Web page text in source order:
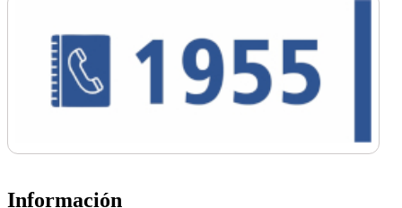
Información